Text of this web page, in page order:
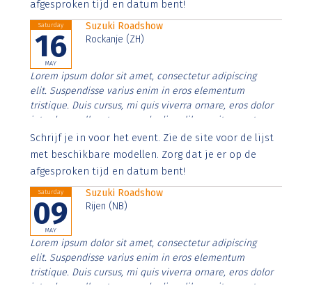
afgesproken tijd en datum bent!
Saturday
16
MAY
Suzuki Roadshow
Rockanje (ZH)
Lorem ipsum dolor sit amet, consectetur adipiscing
elit. Suspendisse varius enim in eros elementum
tristique. Duis cursus, mi quis viverra ornare, eros dolor
interdum nulla, ut commodo diam libero vitae erat.
Aenean faucibus nibh et justo cursus id rutrum lorem
imperdiet. Nunc ut sem vitae risus tristique posuere.
Schrijf je in voor het event. Zie de site voor de lijst
met beschikbare modellen. Zorg dat je er op de
afgesproken tijd en datum bent!
Saturday
09
MAY
Suzuki Roadshow
Rijen (NB)
Lorem ipsum dolor sit amet, consectetur adipiscing
elit. Suspendisse varius enim in eros elementum
tristique. Duis cursus, mi quis viverra ornare, eros dolor
interdum nulla, ut commodo diam libero vitae erat.